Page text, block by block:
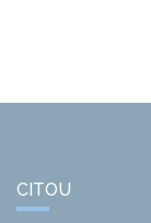
CITOU